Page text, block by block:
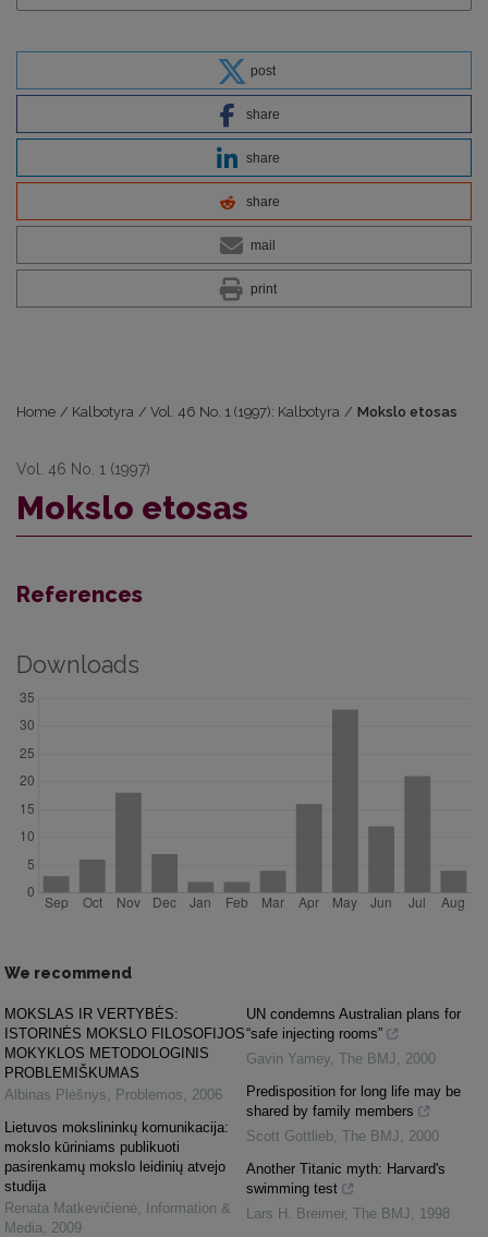
post
share
share
share
mail
print
Home / Kalbotyra / Vol. 46 No. 1 (1997): Kalbotyra / Mokslo etosas
Vol. 46 No. 1 (1997)
Mokslo etosas
References
Downloads
We recommend
MOKSLAS IR VERTYBĖS:
ISTORINĖS MOKSLO FILOSOFIJOS
MOKYKLOS METODOLOGINIS
PROBLEMIŠKUMAS
Albinas Plėšnys, Problemos, 2006
Lietuvos mokslininkų komunikacija:
mokslo kūriniams publikuoti
pasirenkamų mokslo leidinių atvejo
studija
Renata Matkevičienė,
Information &
Media, 2009
UN condemns Australian plans for
“safe injecting rooms”
Gavin Yamey, The BMJ, 2000
Predisposition for long life may be
shared by family members
Scott Gottlieb, The BMJ, 2000
Another Titanic myth: Harvard's
swimming test
Lars H. Breimer, The BMJ, 1998